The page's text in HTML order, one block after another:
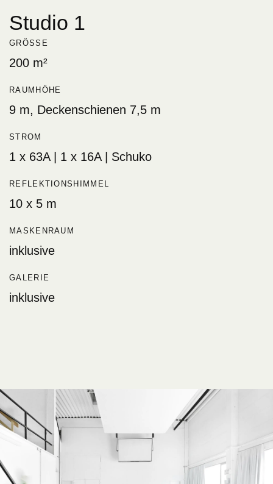
Studio 1
GRÖSSE
200 m²
RAUMHÖHE
9 m, Deckenschienen 7,5 m
STROM
1 x 63A | 1 x 16A | Schuko
REFLEKTIONSHIMMEL
10 x 5 m
MASKENRAUM
inklusive
GALERIE
inklusive